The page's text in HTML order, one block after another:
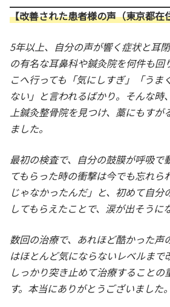
【改善された患者様の声（東京都在
5年以上、自分の声が響く症状と耳
の有名な耳鼻科や鍼灸院を何件も回
こへ行っても「気にしすぎ」「うま
ない」と言われるばかり。そんな時
上鍼灸整骨院を見つけ、藁にもす
ました。
最初の検査で、自分の鼓膜が呼吸で
てもらった時の衝撃は今でも忘れら
じゃなかったんだ」と、初めて自分
してもらえたことで、涙が出そうに
数回の治療で、あれほど酷かった声
はほとんど気にならないレベルまで
しっかり突き止めて治療すること
す。本当にありがとうございました。